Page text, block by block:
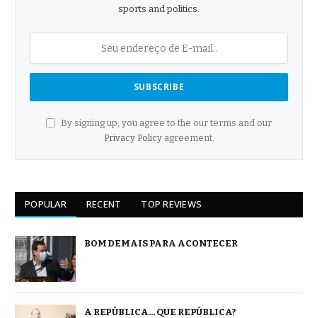
sports and politics.
By signing up, you agree to the our terms and our
Privacy Policyagreement.
POPULAR RECENT TOP REVIEWS
BOM DEMAIS PARA ACONTECER
A REPÚBLICA… QUE REPÚBLICA?